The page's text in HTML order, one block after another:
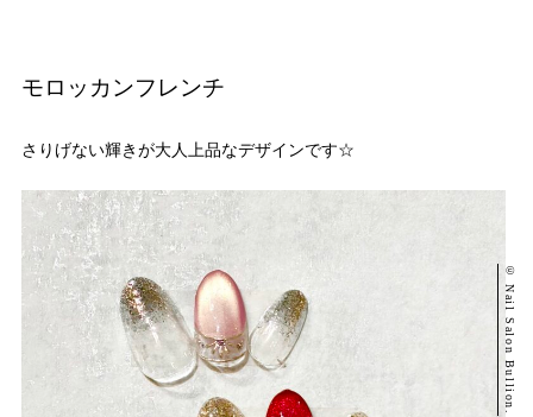
モロッカンフレンチ
さりげない輝きが大人上品なデザインです☆
© Nail Salon Bullion.